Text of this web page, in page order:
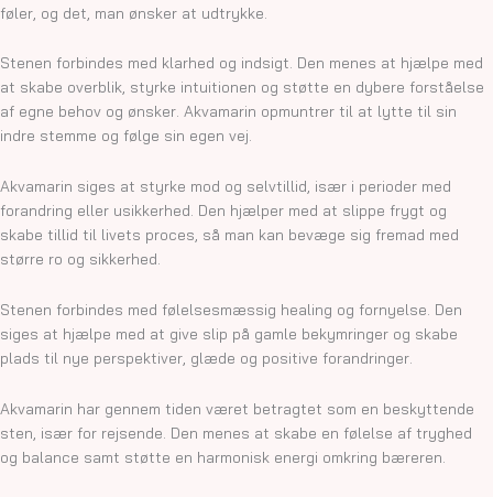
føler, og det, man ønsker at udtrykke.
Stenen forbindes med klarhed og indsigt. Den menes at hjælpe med
at skabe overblik, styrke intuitionen og støtte en dybere forståelse
af egne behov og ønsker. Akvamarin opmuntrer til at lytte til sin
indre stemme og følge sin egen vej.
Akvamarin siges at styrke mod og selvtillid, især i perioder med
forandring eller usikkerhed. Den hjælper med at slippe frygt og
skabe tillid til livets proces, så man kan bevæge sig fremad med
større ro og sikkerhed.
Stenen forbindes med følelsesmæssig healing og fornyelse. Den
siges at hjælpe med at give slip på gamle bekymringer og skabe
plads til nye perspektiver, glæde og positive forandringer.
Akvamarin har gennem tiden været betragtet som en beskyttende
sten, især for rejsende. Den menes at skabe en følelse af tryghed
og balance samt støtte en harmonisk energi omkring bæreren.